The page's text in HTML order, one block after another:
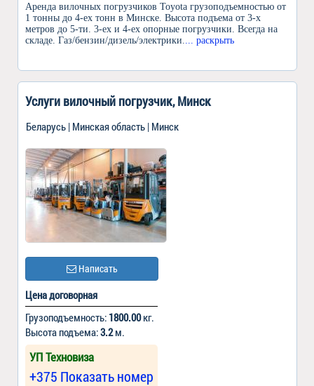
Аренда вилочных погрузчиков Toyota грузоподъемностью от
1 тонны до 4-ех тонн в Минске. Высота подъема от 3-х
метров до 5-ти. 3-ех и 4-ех опорные погрузчики. Всегда на
складе. Газ/бензин/дизель/электрики.
... раскрыть
Услуги вилочный погрузчик, Минск
Беларусь | Минская область | Минск
Написать
Цена договорная
Грузоподъемность: 1800.00кг.
Высота подъема:3.2м.
УП Техновиза
+375 Показать номер